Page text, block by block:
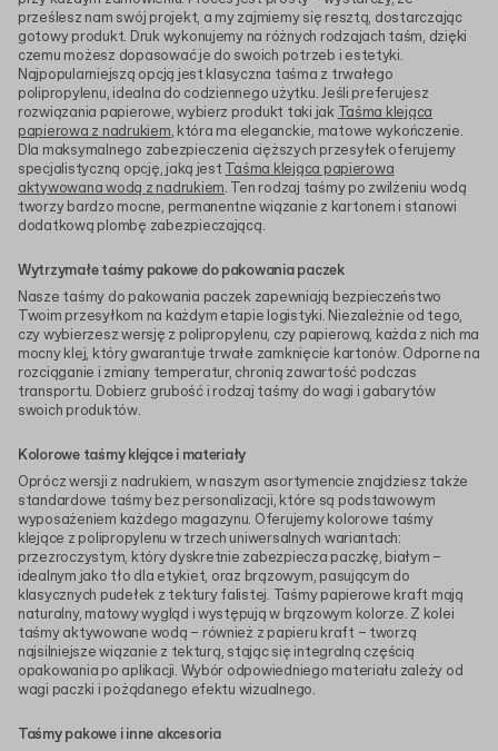
prześlesz nam swój projekt, a my zajmiemy się resztą, dostarczając
gotowy produkt. Druk wykonujemy na różnych rodzajach taśm, dzięki
czemu możesz dopasować je do swoich potrzeb i estetyki.
Najpopularniejszą opcją jest klasyczna taśma z trwałego
polipropylenu, idealna do codziennego użytku. Jeśli preferujesz
rozwiązania papierowe, wybierz produkt taki jak Taśma klejąca
papierowa z nadrukiem, która ma eleganckie, matowe wykończenie.
Dla maksymalnego zabezpieczenia cięższych przesyłek oferujemy
specjalistyczną opcję, jaką jestTaśma klejąca papierowa
aktywowana wodą z nadrukiem. Ten rodzaj taśmy po zwilżeniu wodą
tworzy bardzo mocne, permanentne wiązanie z kartonem i stanowi
dodatkową plombę zabezpieczającą.
Wytrzymałe taśmy pakowe do pakowania paczek
Nasze taśmy do pakowania paczek zapewniają bezpieczeństwo
Twoim przesyłkom na każdym etapie logistyki. Niezależnie od tego,
czy wybierzesz wersję z polipropylenu, czy papierową, każda z nich ma
mocny klej, który gwarantuje trwałe zamknięcie kartonów. Odporne na
rozciąganie i zmiany temperatur, chronią zawartość podczas
transportu. Dobierz grubość i rodzaj taśmy do wagi i gabarytów
swoich produktów.
Kolorowe taśmy klejące i materiały
Oprócz wersji z nadrukiem, w naszym asortymencie znajdziesz także
standardowe taśmy bez personalizacji, które są podstawowym
wyposażeniem każdego magazynu. Oferujemy kolorowe taśmy
klejące z polipropylenu w trzech uniwersalnych wariantach:
przezroczystym, który dyskretnie zabezpiecza paczkę, białym –
idealnym jako tło dla etykiet, oraz brązowym, pasującym do
klasycznych pudełek z tektury falistej. Taśmy papierowe kraft mają
naturalny, matowy wygląd i występują w brązowym kolorze. Z kolei
taśmy aktywowane wodą – również z papieru kraft – tworzą
najsilniejsze wiązanie z tekturą, stając się integralną częścią
opakowania po aplikacji. Wybór odpowiedniego materiału zależy od
wagi paczki i pożądanego efektu wizualnego.
Taśmy pakowe i inne akcesoria